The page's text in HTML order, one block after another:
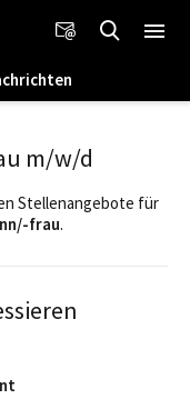
m/w/d
Stellenangebote für
frau.